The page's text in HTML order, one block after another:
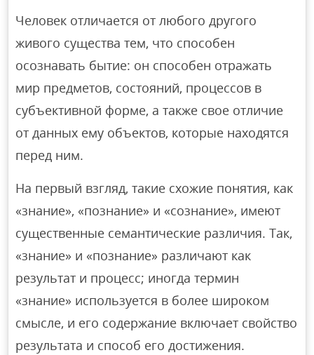
Человек отличается от любого другого
живого существа тем, что способен
осознавать бытие: он способен отражать
мир предметов, состояний, процессов в
субъективной форме, а также свое отличие
от данных ему объектов, которые находятся
перед ним.
На первый взгляд, такие схожие понятия, как
«знание», «познание» и «сознание», имеют
существенные семантические различия. Так,
«знание» и «познание» различают как
результат и процесс; иногда термин
«знание» используется в более широком
смысле, и его содержание включает свойство
результата и способ его достижения.